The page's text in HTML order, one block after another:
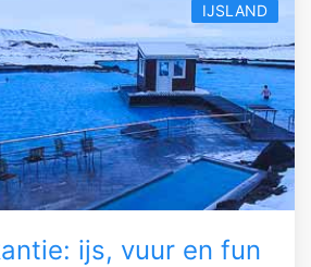
IJSLAND
ijs, vuur en fun